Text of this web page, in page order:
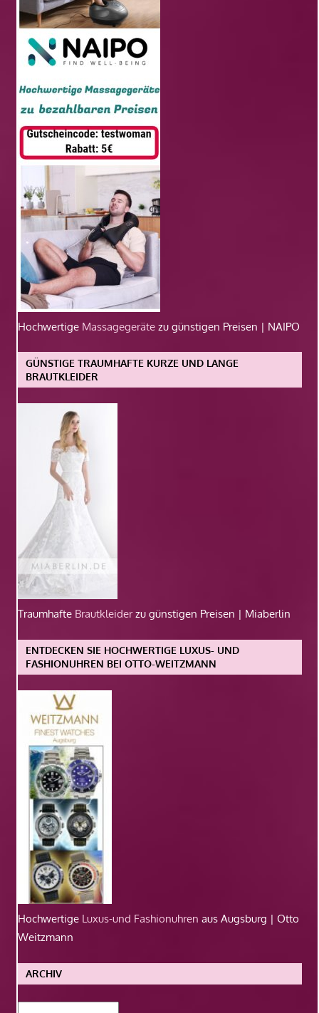
Hochwertige Massagegeräte zu günstigen Preisen | NAIPO
GÜNSTIGE TRAUMHAFTE KURZE UND LANGE
BRAUTKLEIDER
Traumhafte Brautkleiderzu günstigen Preisen | Miaberlin
ENTDECKEN SIE HOCHWERTIGE LUXUS- UND
FASHIONUHREN BEI OTTO-WEITZMANN
Hochwertige Luxus-und Fashionuhren aus Augsburg | Otto
Weitzmann
ARCHIV